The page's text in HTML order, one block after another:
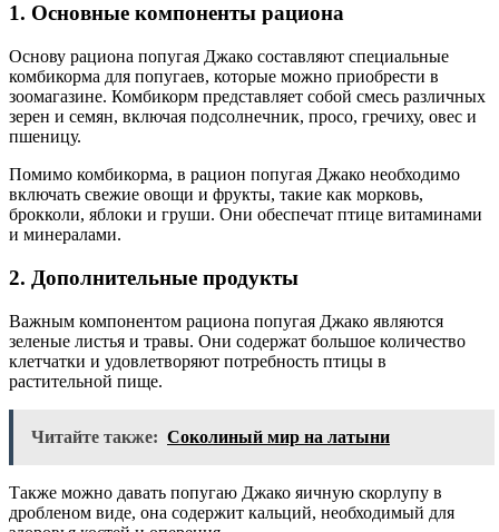
1. Основные компоненты рациона
Основу рациона попугая Джако составляют специальные
комбикорма для попугаев, которые можно приобрести в
зоомагазине. Комбикорм представляет собой смесь различных
зерен и семян, включая подсолнечник, просо, гречиху, овес и
пшеницу.
Помимо комбикорма, в рацион попугая Джако необходимо
включать свежие овощи и фрукты, такие как морковь,
брокколи, яблоки и груши. Они обеспечат птице витаминами
и минералами.
2. Дополнительные продукты
Важным компонентом рациона попугая Джако являются
зеленые листья и травы. Они содержат большое количество
клетчатки и удовлетворяют потребность птицы в
растительной пище.
Читайте также: Соколиный мир на латыни
Также можно давать попугаю Джако яичную скорлупу в
дробленом виде, она содержит кальций, необходимый для